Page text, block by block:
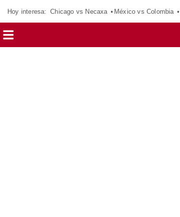
Hoy interesa: Chicago vs Necaxa México vs Colombia